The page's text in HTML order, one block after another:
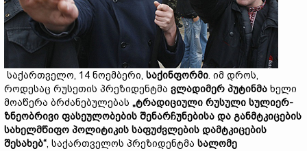
საქართველო, 14 ნოემბერი, საქინფორმი. იმ დროს,
როდესაც რუსეთის პრეზიდენტმა ვლადიმერ პუტინმა ხელი
მოაწერა ბრძანებულებას „ტრადიციული რუსული სულიერ-
ზნეობრივი ფასეულობების შენარჩუნებისა და განმტკიცების
სახელმწიფო პოლიტიკის საფუძვლების დამტკიცების
შესახებ“, საქართველოს პრეზიდენტმა სალომე